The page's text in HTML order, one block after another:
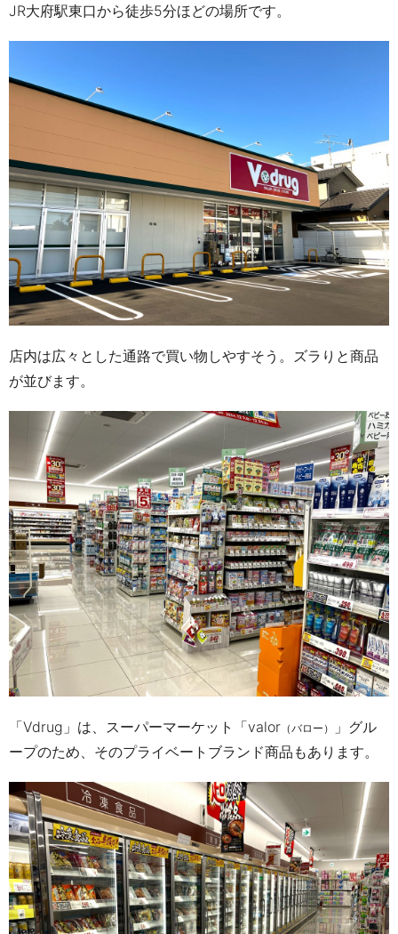
JR大府駅東口から徒歩5分ほどの場所です。
店内は広々とした通路で買い物しやすそう。ズラりと商品
が並びます。
「Vdrug」は、スーパーマーケット「valor （バロー）
」グル
ープのため、そのプライベートブランド商品もあります。